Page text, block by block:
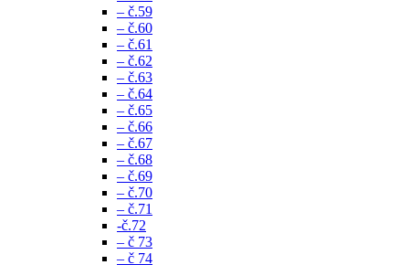
– č.59
– č.60
– č.61
– č.62
– č.63
– č.64
– č.65
– č.66
– č.67
– č.68
– č.69
– č.70
– č.71
-č.72
– č 73
– č 74